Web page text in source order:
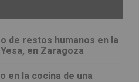
de restos humanos en la
en Zaragoza
en la cocina de una